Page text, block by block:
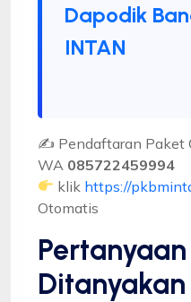
Dapodik
INTAN
✍ Pendaftaran Paket
WA 085722459994
klik https://
Otomatis
Ditanyakan